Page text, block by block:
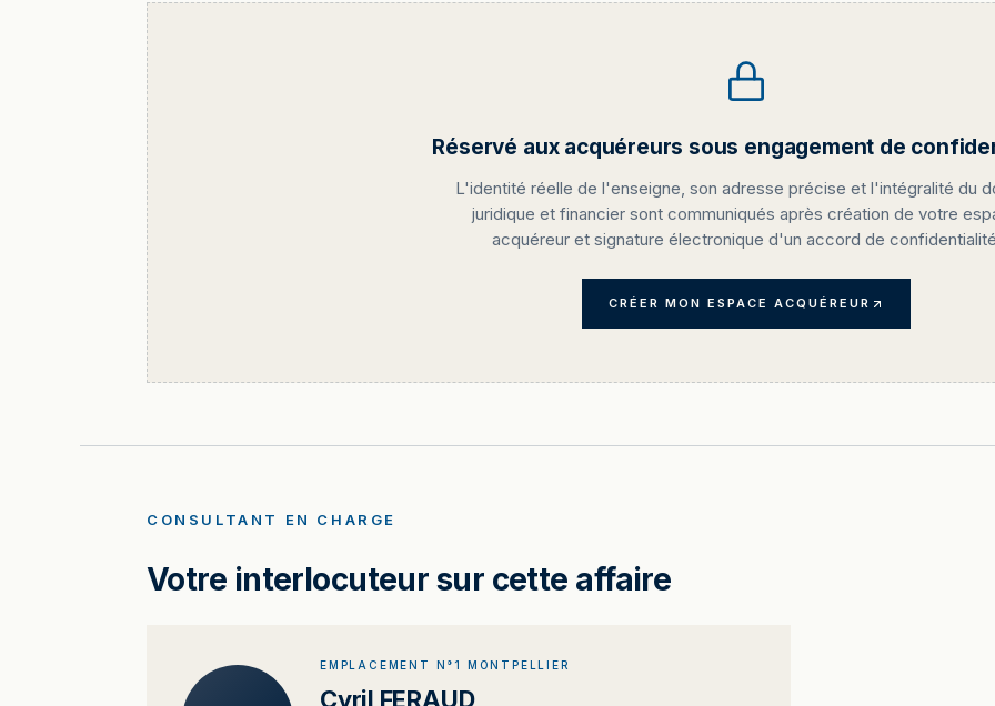
Réservé aux acquéreurs sous engagement de
L'identité réelle de l'enseigne, son adresse précise et l'intégralité du
juridique et financier sont communiqués après création de votre
acquéreur et signature électronique d'un accord de
CRÉER MON ESPACE ACQUÉREUR
CONSULTANT EN CHARGE
Votre interlocuteur sur cette affaire
EMPLACEMENT N°1 MONTPELLIER
Cyril FERAUD